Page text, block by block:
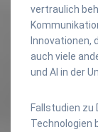
vertraulich
Innovationen,
auch viele
und AI in der
Fallstudien zu
Technologien